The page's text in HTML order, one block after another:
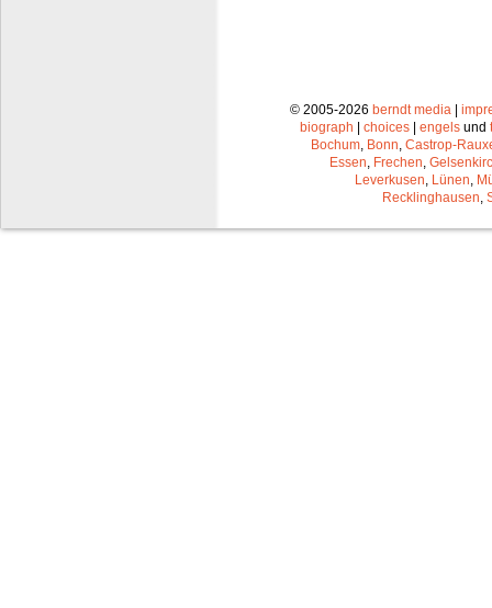
© 2005-2026 berndt media |
biograph | choices | engels und
Bochum Bonn Castrop-
Essen Frechen
Leverkusen Lünen
Recklinghausen